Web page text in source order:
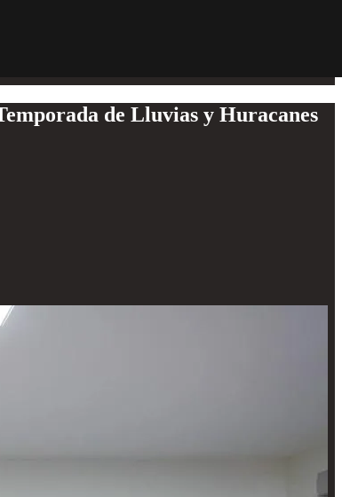
de Lluvias y Huracanes